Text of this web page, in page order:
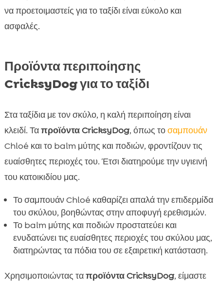
να προετοιμαστείς για το ταξίδι είναι εύκολο και
ασφαλές.
Προϊόντα περιποίησης
CricksyDog για το ταξίδι
Στα ταξίδια με τον σκύλο, η καλή περιποίηση είναι
κλειδί. Ταπροϊόντα CricksyDog, όπως τοσαμπουάν
Chloé και το balm μύτης και ποδιών, φροντίζουν τις
ευαίσθητες περιοχές του. Έτσι διατηρούμε την υγιεινή
του κατοικιδίου μας.
Το σαμπουάν Chloé καθαρίζει απαλά την επιδερμίδα
του σκύλου, βοηθώντας στην αποφυγή ερεθισμών.
Το balm μύτης και ποδιών προστατεύει και
ενυδατώνει τις ευαίσθητες περιοχές του σκύλου μας,
διατηρώντας τα πόδια του σε εξαιρετική κατάσταση.
Χρησιμοποιώντας ταπροϊόντα CricksyDog, είμαστε